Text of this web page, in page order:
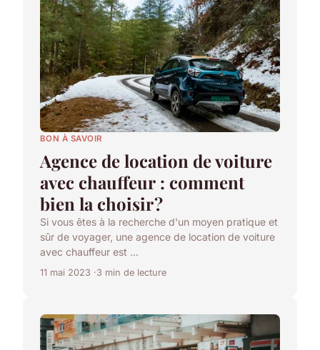
BON À SAVOIR
Agence de location de voiture
avec chauffeur : comment
bien la choisir ?
Si vous êtes à la recherche d'un moyen pratique et
sûr de voyager, une agence de location de voiture
avec chauffeur est ...
11 mai 2023 3 min de lecture